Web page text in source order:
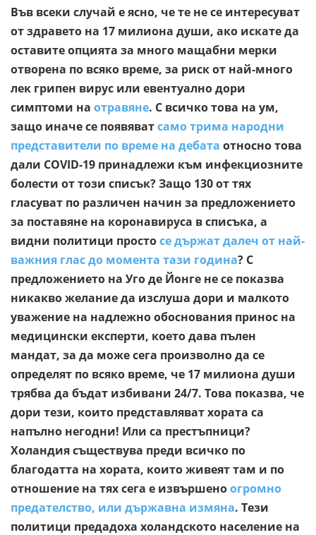
Във всеки случай е ясно, че те не се интересуват
от здравето на 17 милиона души, ако искате да
оставите опцията за много мащабни мерки
отворена по всяко време, за риск от най-много
лек грипен вирус или евентуално дори
симптоми на отравяне. С всичко това на ум,
защо иначе се появяватсамо трима народни
представители по време на дебата относно това
дали COVID-19 принадлежи към инфекциозните
болести от този списък? Защо 130 от тях
гласуват по различен начин за предложението
за поставяне на коронавируса в списъка, а
видни политици простосе държат далеч от най-
важния глас до момента тази година? С
предложението на Уго де Йонге не се показва
никакво желание да изслуша дори и малкото
уважение на надлежно обоснования принос на
медицински експерти, което дава пълен
мандат, за да може сега произволно да се
определят по всяко време, че 17 милиона души
трябва да бъдат избивани 24/7. Това показва, че
дори тези, които представляват хората са
напълно негодни! Или са престъпници?
Холандия съществува преди всичко по
благодатта на хората, които живеят там и по
отношение на тях сега е извършеноогромно
предателство, или държавна измяна. Тези
политици предадоха холандското население на